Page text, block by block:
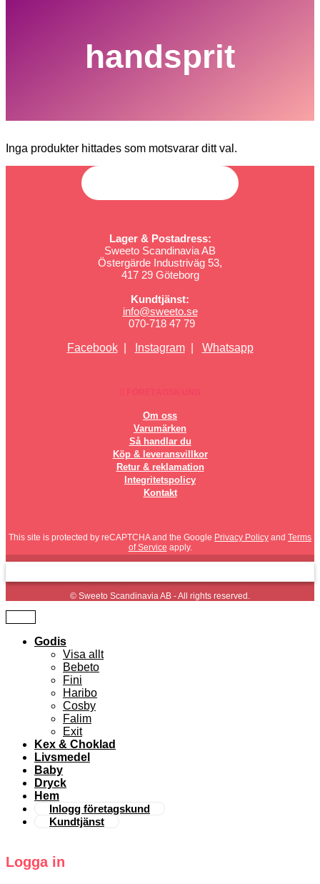
handsprit
Inga produkter hittades som motsvarar ditt val.
Lager & Postadress:
Sweeto Scandinavia AB
Östergärde Industriväg 53,
417 29 Göteborg
Kundtjänst:
info@sweeto.se
070-718 47 79
Facebook| Instagram| Whatsapp
Om oss
Varumärken
Så handlar du
Köp & leveransvillkor
Retur & reklamation
Integritetspolicy
Kontakt
This site is protected by reCAPTCHA and the Google Privacy Policy and Terms
of Service apply.
© Sweeto Scandinavia AB - All rights reserved.
Godis
Visa allt
Bebeto
Fini
Haribo
Cosby
Falim
Exit
Kex & Choklad
Livsmedel
Baby
Dryck
Hem
Inlogg företagskund
Kundtjänst
Logga in